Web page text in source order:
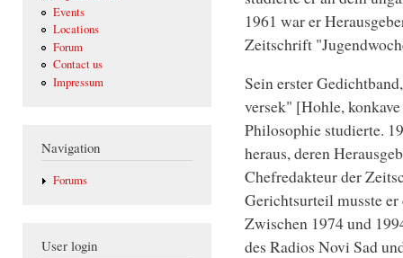
Events
Locations
Forum
Contact us
Impressum
Navigation
Forums
User login
1961 war er
Zeitschrift
Sein erster
versek" [Hohle,
Philosophie studierte.
heraus, deren
Chefredakteur der
Gerichtsurteil musste
Zwischen 1974 und
des Radios Novi Sad